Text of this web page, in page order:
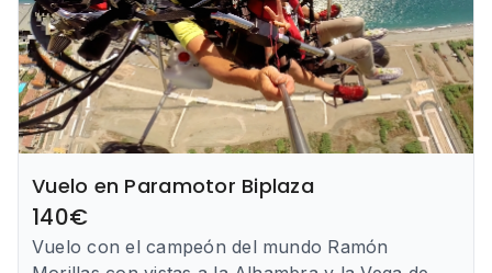
Vuelo en Paramotor Biplaza
140€
Vuelo con el campeón del mundo Ramón